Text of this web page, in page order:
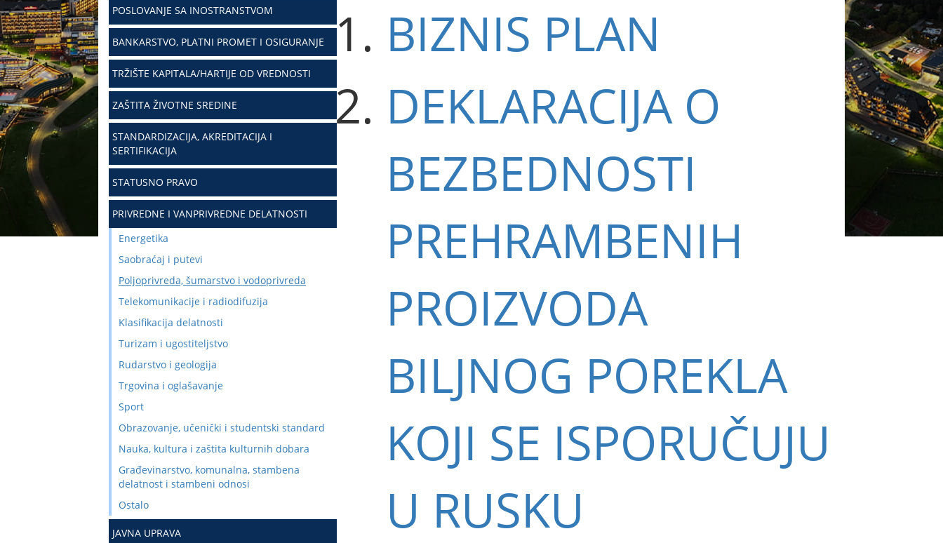
POSLOVANJE SA INOSTRANSTVOM
BANKARSTVO, PLATNI PROMET I OSIGURANJE
TRŽIŠTE KAPITALA/HARTIJE OD VREDNOSTI
ZAŠTITA ŽIVOTNE SREDINE
STANDARDIZACIJA, AKREDITACIJA I
SERTIFIKACIJA
STATUSNO PRAVO
PRIVREDNE I VANPRIVREDNE DELATNOSTI
Energetika
Saobraćaj i putevi
Poljoprivreda, šumarstvo i vodoprivreda
Telekomunikacije i radiodifuzija
Klasifikacija delatnosti
Turizam i ugostiteljstvo
Rudarstvo i geologija
Trgovina i oglašavanje
Sport
Obrazovanje, učenički i studentski standard
Nauka, kultura i zaštita kulturnih dobara
Građevinarstvo, komunalna, stambena
delatnost i stambeni odnosi
Ostalo
JAVNA UPRAVA
BIZNIS PLAN
DEKLARACIJA O
BEZBEDNOSTI
PREHRAMBENIH
PROIZVODA
BILJNOG POREKLA
KOJI SE ISPORUČUJU
U RUSKU